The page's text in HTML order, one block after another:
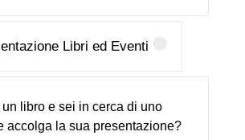
Libri ed Eventi
un libro e sei in cerca di uno
accolga la sua presentazione?